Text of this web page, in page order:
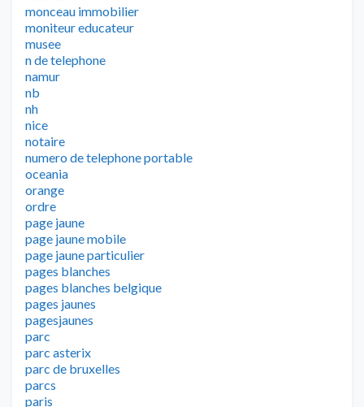
monceau immobilier
moniteur educateur
musee
n de telephone
namur
nb
nh
nice
notaire
numero de telephone portable
oceania
orange
ordre
page jaune
page jaune mobile
page jaune particulier
pages blanches
pages blanches belgique
pages jaunes
pagesjaunes
parc
parc asterix
parc de bruxelles
parcs
paris